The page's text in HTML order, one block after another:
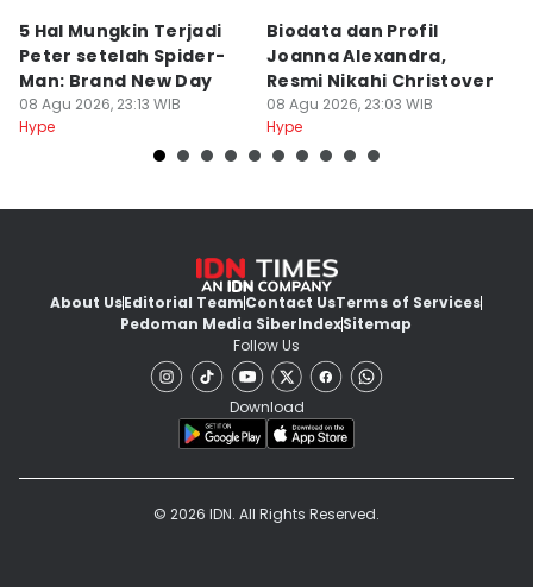
5 Hal Mungkin Terjadi
Peter setelah Spider-
Man: Brand New Day
08 Agu 2026, 23:13 WIB
Hype
Biodata dan Profil
Joanna Alexandra,
Resmi Nikahi Christover
08 Agu 2026, 23:03 WIB
Hype
About UsEditorial TeamContact UsTerms of Services
Pedoman Media SiberIndexSitemap
Follow Us
Download
© 2026 IDN. All Rights Reserved.